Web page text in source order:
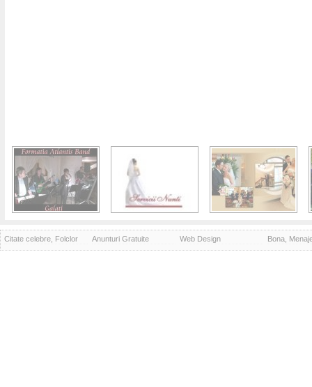
Citate celebre, Folclor Anunturi Gratuite Web Design Bona,